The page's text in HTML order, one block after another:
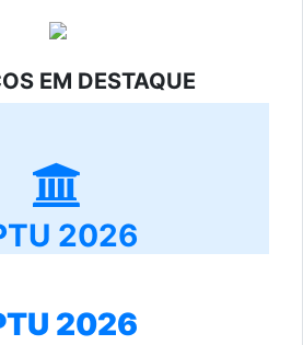
EM DESTAQUE
2026
2026